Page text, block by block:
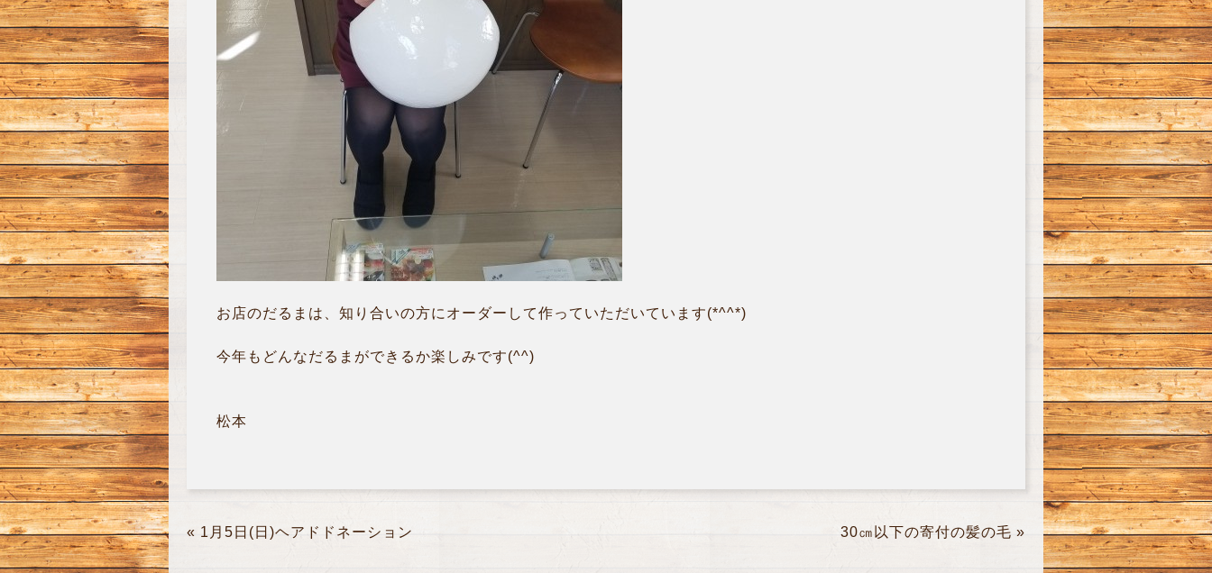
お店のだるまは、知り合いの方にオーダーして作っていただいています(*^^*)
今年もどんなだるまができるか楽しみです(^^)
松本
« 1月5日(日)ヘアドドネーション 30㎝以下の寄付の髪の毛 »